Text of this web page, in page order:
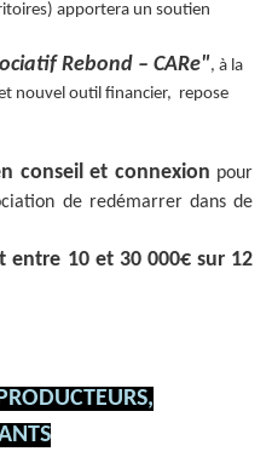
apportera un soutien
Rebond – CARe", à la
nouvel outil financier, repose
conseil et connexion pour
de redémarrer dans de
entre 10 et 30 000€ sur 12